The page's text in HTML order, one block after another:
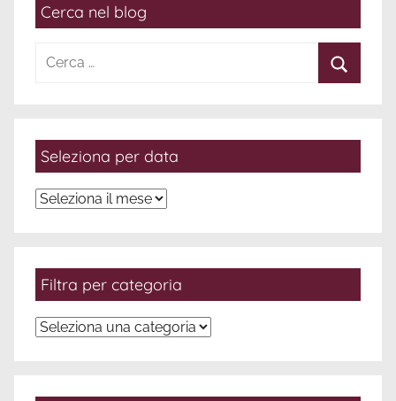
Cerca nel blog
Ricerca
Seleziona per data
Seleziona
Filtra per categoria
Filtra